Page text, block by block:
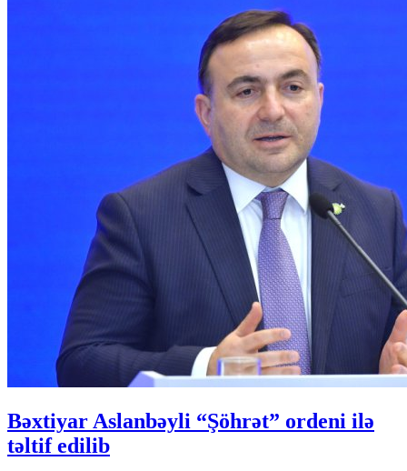
Bəxtiyar Aslanbəyli “Şöhrət” ordeni ilə
təltif edilib